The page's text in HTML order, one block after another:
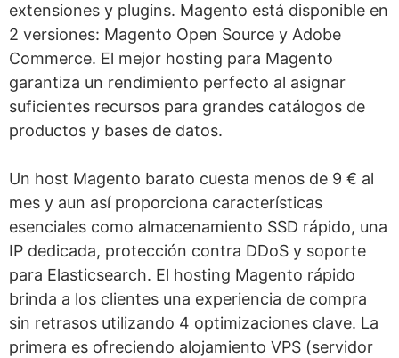
extensiones y plugins. Magento está disponible en
2 versiones: Magento Open Source y Adobe
Commerce. El mejor hosting para Magento
garantiza un rendimiento perfecto al asignar
suficientes recursos para grandes catálogos de
productos y bases de datos.
Un host Magento barato cuesta menos de 9 € al
mes y aun así proporciona características
esenciales como almacenamiento SSD rápido, una
IP dedicada, protección contra DDoS y soporte
para Elasticsearch. El hosting Magento rápido
brinda a los clientes una experiencia de compra
sin retrasos utilizando 4 optimizaciones clave. La
primera es ofreciendo alojamiento VPS (servidor